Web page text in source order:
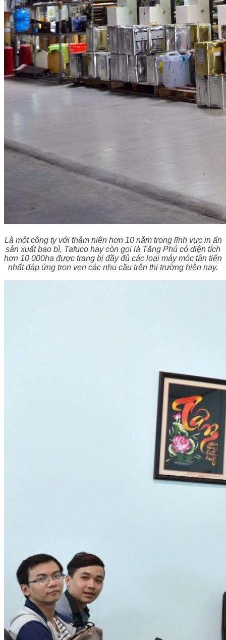
Là một công ty với thâm niên hơn 10 năm trong lĩnh vực in ấn
sản xuất bao bì, Tafuco hay còn gọi là Tăng Phú có diện tích
hơn 10 000ha được trang bị đầy đủ các loại máy móc tân tiến
nhất đáp ứng trọn vẹn các nhu cầu trên thị trường hiện nay.